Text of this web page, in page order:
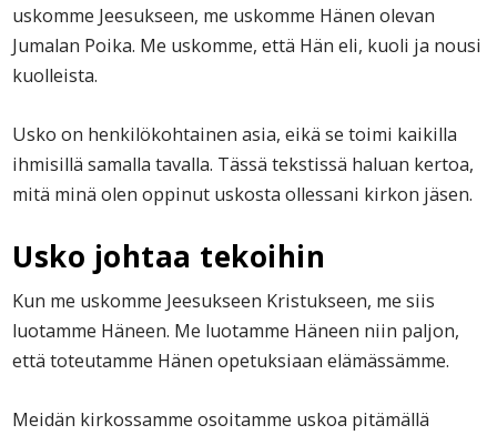
uskomme Jeesukseen, me uskomme Hänen olevan
Jumalan Poika. Me uskomme, että Hän eli, kuoli ja nousi
kuolleista.
Usko on henkilökohtainen asia, eikä se toimi kaikilla
ihmisillä samalla tavalla. Tässä tekstissä haluan kertoa,
mitä minä olen oppinut uskosta ollessani kirkon jäsen.
Usko johtaa tekoihin
Kun me uskomme Jeesukseen Kristukseen, me siis
luotamme Häneen. Me luotamme Häneen niin paljon,
että toteutamme Hänen opetuksiaan elämässämme.
Meidän kirkossamme osoitamme uskoa pitämällä